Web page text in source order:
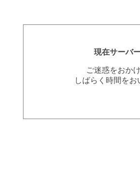
現在サーバ
ご迷惑をおか
しばらく時間を